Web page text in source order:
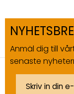
Anmäl dig till
senaste